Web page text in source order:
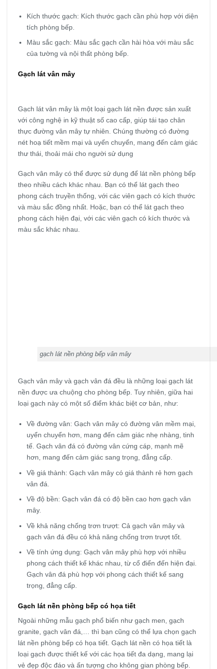
Kích thước gạch: Kích thước gạch cần phù hợp với diện
tích phòng bếp.
Màu sắc gạch: Màu sắc gạch cần hài hòa với màu sắc
của tường và nội thất phòng bếp.
Gạch lát vân mây
Gạch lát vân mây là một loại gạch lát nền được sản xuất
với công nghệ in kỹ thuật số cao cấp, giúp tái tạo chân
thực đường vân mây tự nhiên. Chúng thường có đường
nét hoạ tiết mềm mại và uyển chuyển, mang đến cảm giác
thư thái, thoải mái cho người sử dụng
Gạch vân mây có thể được sử dụng để lát nền phòng bếp
theo nhiều cách khác nhau. Bạn có thể lát gạch theo
phong cách truyền thống, với các viên gạch có kích thước
và màu sắc đồng nhất. Hoặc, bạn có thể lát gạch theo
phong cách hiện đại, với các viên gạch có kích thước và
màu sắc khác nhau.
gạch lát nền phòng bếp vân mây
Gạch vân mây và gạch vân đá đều là những loại gạch lát
nền được ưa chuộng cho phòng bếp. Tuy nhiên, giữa hai
loại gạch này có một số điểm khác biệt cơ bản, như:
Về đường vân: Gạch vân mây có đường vân mềm mại,
uyển chuyển hơn, mang đến cảm giác nhẹ nhàng, tinh
tế. Gạch vân đá có đường vân cứng cáp, mạnh mẽ
hơn, mang đến cảm giác sang trọng, đẳng cấp.
Về giá thành: Gạch vân mây có giá thành rẻ hơn gạch
vân đá.
Về độ bền: Gạch vân đá có độ bền cao hơn gạch vân
mây.
Về khả năng chống trơn trượt: Cả gạch vân mây và
gạch vân đá đều có khả năng chống trơn trượt tốt.
Về tính ứng dụng: Gạch vân mây phù hợp với nhiều
phong cách thiết kế khác nhau, từ cổ điển đến hiện đại.
Gạch vân đá phù hợp với phong cách thiết kế sang
trọng, đẳng cấp.
Gạch lát nền phòng bếp có họa tiết
Ngoài những mẫu gạch phổ biến như gạch men, gạch
granite, gạch vân đá,… thì bạn cũng có thể lựa chọn gạch
lát nền phòng bếp có họa tiết. Gạch lát nền có họa tiết là
loại gạch được thiết kế với các họa tiết đa dạng, mang lại
vẻ đẹp độc đáo và ấn tượng cho không gian phòng bếp.